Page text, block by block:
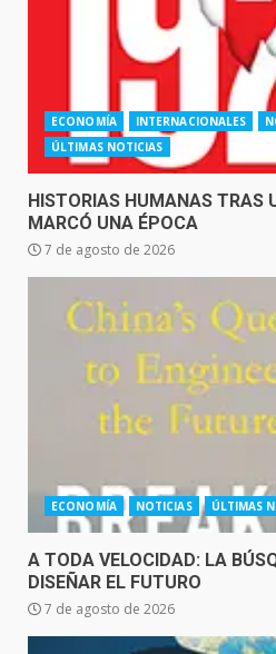
ECONOMÍA INTERNACIONALES
ÚLTIMAS NOTICIAS
HISTORIAS HUMANAS TRAS
MARCÓ UNA ÉPOCA
7 de agosto de 2026
ECONOMÍA NOTICIAS ÚLTIMAS
A TODA VELOCIDAD: LA
DISEÑAR EL FUTURO
7 de agosto de 2026